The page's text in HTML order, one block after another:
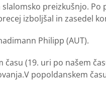
preizkušnjo. Po
izboljšal in zasedel
Philipp (AUT).
času (19. uri po našem
popoldanskem času